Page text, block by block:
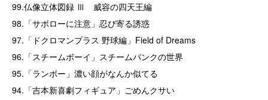
99.仏像立体図録 Ⅲ 威容の四天王編
98.「サボローに注意」忍び寄る誘惑
97.「ドクロマンプラス 野球編」Field of Dreams
96.「スチームボーイ」スチームパンクの世界
95.「ランボー」濃い顔がなんか似てる
94.「吉本新喜劇フィギュア」ごめんクサい